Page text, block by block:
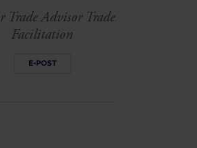
Trade Advisor Trade
Facilitation
E-POST